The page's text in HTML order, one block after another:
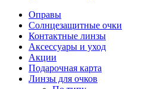
Оправы
Солнцезащитные очки
Контактные линзы
Аксессуары и уход
Акции
Подарочная карта
Линзы для очков